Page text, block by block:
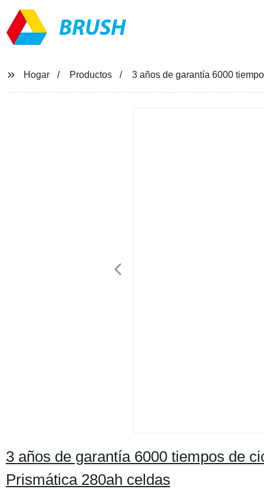
BRUSH
Hogar Productos 3 años de garantía 6000
3 años de garantía 6000 tiempos de
Prismática 280ah celdas